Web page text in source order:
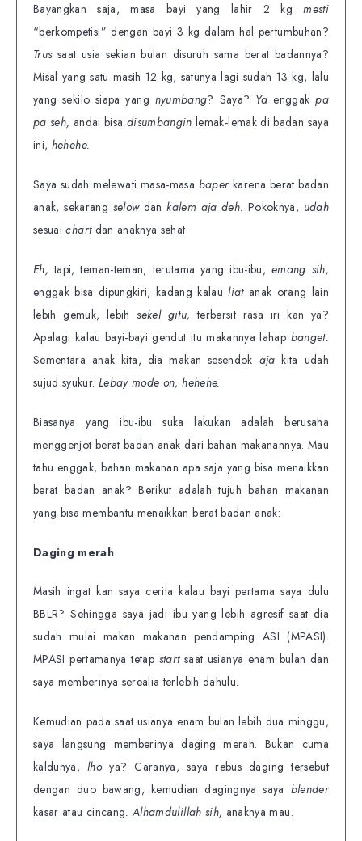
Bayangkan saja, masa bayi yang lahir 2 kgmesti
“berkompetisi” dengan bayi 3 kg dalam hal pertumbuhan?
Trus saat usia sekian bulan disuruh sama berat badannya?
Misal yang satu masih 12 kg, satunya lagi sudah 13 kg, lalu
yang sekilo siapa yang nyumbang? Saya? Yaenggakpa
pa seh, andai bisa disumbangin lemak-lemak di badan saya
ini, hehehe.
Saya sudah melewati masa-masa baper karena berat badan
anak, sekarang selow dankalem aja deh. Pokoknya, udah
sesuaichartdan anaknya sehat.
Eh, tapi, teman-teman, terutama yang ibu-ibu,emang sih,
enggak bisa dipungkiri, kadang kalauliatanak orang lain
lebih gemuk, lebihsekel gitu, terbersit rasa iri kan ya?
Apalagi kalau bayi-bayi gendut itu makannya lahap banget.
Sementara anak kita, dia makan sesendok ajakita udah
sujud syukur. Lebay mode on, hehehe.
Biasanya yang ibu-ibu suka lakukan adalah berusaha
menggenjot berat badan anak dari bahan makanannya. Mau
tahu enggak, bahan makanan apa saja yang bisa menaikkan
berat badan anak? Berikut adalah tujuh bahan makanan
yang bisa membantu menaikkan berat badan anak:
Daging merah
Masih ingat kan saya cerita kalau bayi pertama saya dulu
BBLR? Sehingga saya jadi ibu yang lebih agresif saat dia
sudah mulai makan makanan pendamping ASI (MPASI).
MPASI pertamanya tetap start saat usianya enam bulan dan
saya memberinya serealia terlebih dahulu.
Kemudian pada saat usianya enam bulan lebih dua minggu,
saya langsung memberinya daging merah. Bukan cuma
kaldunya,lhoya? Caranya, saya rebus daging tersebut
dengan duo bawang, kemudian dagingnya saya blender
kasar atau cincang. Alhamdulillah sih, anaknya mau.